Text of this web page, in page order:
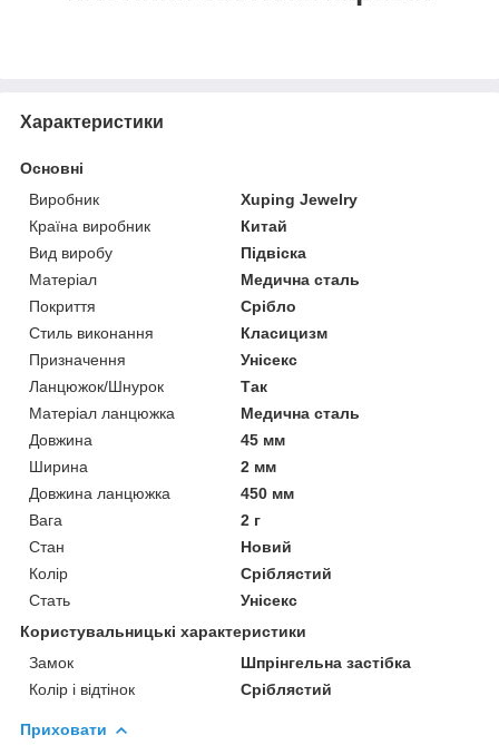
Характеристики
Основні
Виробник
Xuping Jewelry
Країна виробник
Китай
Вид виробу
Підвіска
Матеріал
Медична сталь
Покриття
Срібло
Стиль виконання
Класицизм
Призначення
Унісекс
Ланцюжок/Шнурок
Так
Матеріал ланцюжка
Медична сталь
Довжина
45 мм
Ширина
2 мм
Довжина ланцюжка
450 мм
Вага
2 г
Стан
Новий
Колір
Сріблястий
Стать
Унісекс
Користувальницькі характеристики
Замок
Шпрінгельна застібка
Колір і відтінок
Сріблястий
Приховати